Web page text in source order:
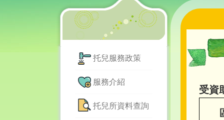
托兒服務政策
服務介紹
托兒所資料查詢
受資